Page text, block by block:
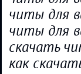
читы для
читы для
скачать
как